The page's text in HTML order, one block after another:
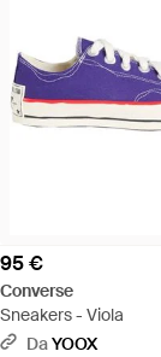
95 €
Converse
Sneakers - Viola
DaYOOX